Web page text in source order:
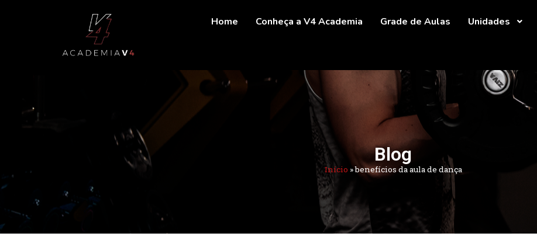
Home Conheça a V4 Academia Grade de Aulas Unidades
Blog
Início »benefícios da aula de dança